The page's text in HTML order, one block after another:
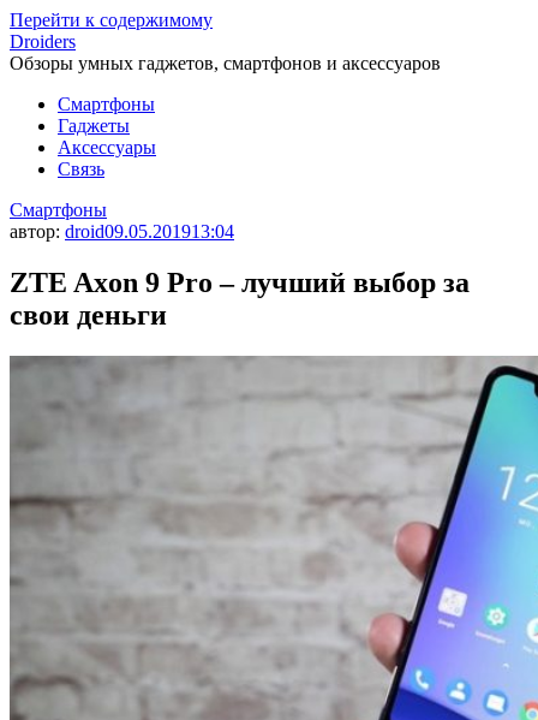
Перейти к содержимому
Droiders
Обзоры умных гаджетов, смартфонов и аксессуаров
Смартфоны
Гаджеты
Аксессуары
Связь
Смартфоны
автор: droid09.05.201913:04
ZTE Axon 9 Pro – лучший выбор за
свои деньги